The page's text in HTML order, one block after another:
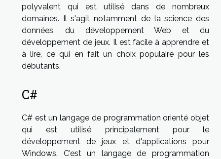
polyvalent qui est utilisé dans de nombreux
domaines. Il s'agit notamment de la science des
données, du développement Web et du
développement de jeux. Il est facile à apprendre et
à lire, ce qui en fait un choix populaire pour les
débutants.
C#
C# est un langage de programmation orienté objet
qui est utilisé principalement pour le
développement de jeux et d'applications pour
Windows. C'est un langage de programmation